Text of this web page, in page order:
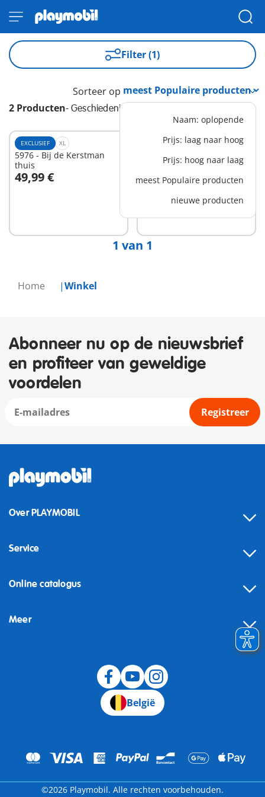
Home Winkel
Filter (1)
2 Producten- Geschiedenis
Sorteer op
Naam: oplopende
Prijs: laag naar hoog
Prijs: hoog naar laag
meest Populaire producten
nieuwe producten
EXCLUSIEF XL
5976 - Bij de Kerstman
thuis
49,99 €
71805 - Archeologische
opgravingen
15,99 €
In winkelwagen
1 van 1
Abonneer nu op de nieuwsbrief
en profiteer van geweldige
voordelen
Registreer
Over PLAYMOBIL
Service
Online catalogus
Meer
België
©2026 Playmobil. Alle rechten voorbehouden.